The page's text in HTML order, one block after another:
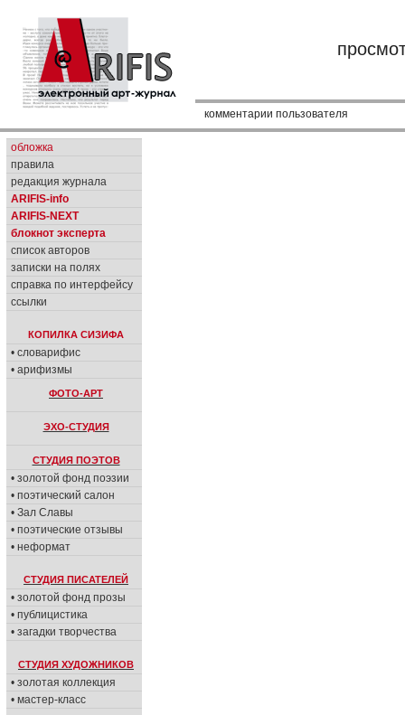
комментарии пользователя
обложка
правила
редакция журнала
ARIFIS-info
ARIFIS-NEXT
блокнот эксперта
список авторов
записки на полях
справка по интерфейсу
ссылки
КОПИЛКА СИЗИФА
• словарифис
• арифизмы
ФОТО-АРТ
ЭХО-СТУДИЯ
СТУДИЯ ПОЭТОВ
• золотой фонд поэзии
• поэтический салон
• Зал Славы
• поэтические отзывы
• неформат
СТУДИЯ ПИСАТЕЛЕЙ
• золотой фонд прозы
• публицистика
• загадки творчества
СТУДИЯ ХУДОЖНИКОВ
• золотая коллекция
• мастер-класс